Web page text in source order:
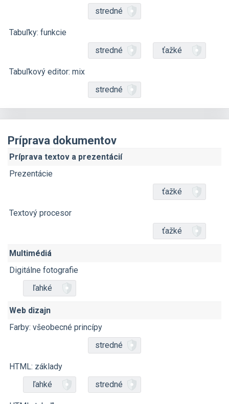
stredné
Tabuľky: funkcie
stredné
ťažké
Tabuľkový editor: mix
stredné
Príprava dokumentov
Príprava textov a prezentácií
Prezentácie
ťažké
Textový procesor
ťažké
Multimédiá
Digitálne fotografie
ľahké
Web dizajn
Farby: všeobecné princípy
stredné
HTML: základy
ľahké
stredné